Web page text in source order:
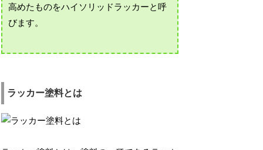
高めたものをハイソリッドラッカーと呼
びます。
ラッカー塗料とは